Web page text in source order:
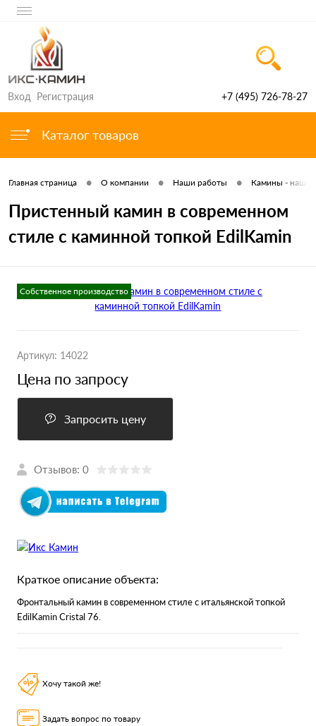
Вход Регистрация +7 (495) 726-78-27
Каталог товаров
Главная страница • О компании • Наши работы • Камины - наша
Пристенный камин в современном
стиле с каминной топкой EdilKamin
Собственное производство
Артикул: 14022
Цена по запросу
Запросить цену
Отзывов: 0
Краткое описание объекта:
Фронтальный камин в современном стиле с итальянской топкой
EdilKamin Cristal 76.
Хочу такой же!
Задать вопрос по товару